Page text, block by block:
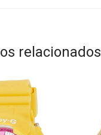
relacionados